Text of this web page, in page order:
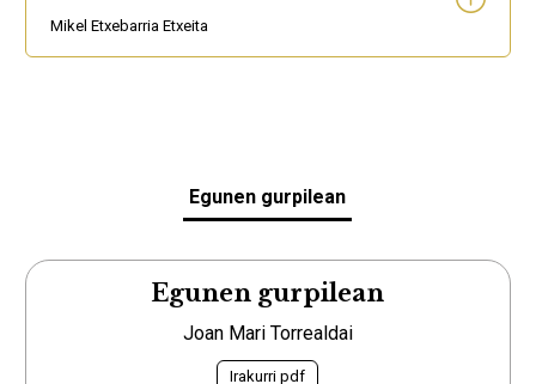
Mikel Etxebarria Etxeita
Egunen gurpilean
Egunen gurpilean
Joan Mari Torrealdai
Irakurri pdf